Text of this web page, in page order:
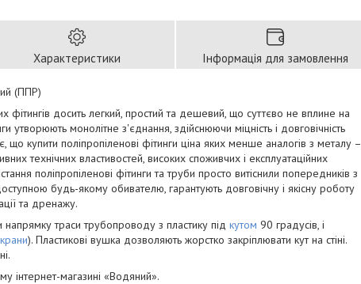
Характеристики Інформація для замовлення
(ППР)
фітингів досить легкий, простий та дешевий, що суттєво не вплине на
утворюють монолітне з'єднання, здійснюючи міцність і довговічність
що купити поліпропіленові фітинги ціна яких менше аналогів з металу –
технічних властивостей, високих споживчих і експлуатаційних
поліпропіленові фітинги та труби просто витіснили попередників з
будь-якому обивателю, гарантують довговічну і якісну роботу
та дренажу.
траси трубопроводу з пластику під кутом 90 градусів, і
крани). Пластикові вушка дозволяють жорстко закріплювати кут на стіні.
інтернет-магазині «Водяний».